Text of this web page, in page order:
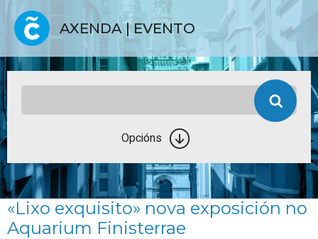
AXENDA | EVENTO
Opcións
«Lixo exquisito» nova exposición no
Aquarium Finisterrae